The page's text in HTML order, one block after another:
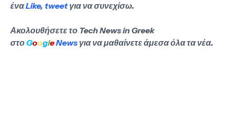
έναLike, tweet για να συνεχίσω.
Ακολουθήσετε το Tech News in Greek
στο GoogleNews για να μαθαίνετε άμεσα όλα τα νέα.